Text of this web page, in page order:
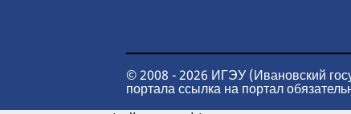
© 2008 - 2026 ИГЭУ (Ивановский
портала ссылка на портал